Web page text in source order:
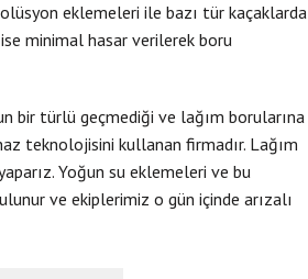
eklemeleri ile bazı tür kaçaklarda
minimal hasar verilerek boru
bir türlü geçmediği ve lağım borularına
teknolojisini kullanan firmadır. Lağım
Yoğun su eklemeleri ve bu
ve ekiplerimiz o gün içinde arızalı